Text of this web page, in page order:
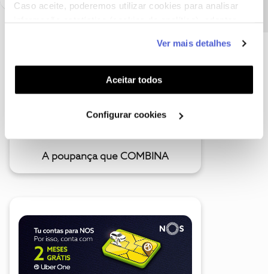
Caso aceite, poderemos utilizar cookies para analisar
funcionalidades (cookies de personalização e
funcionalidade) e adaptar anúncios aos seus interesses
(cookies de publicidade personalizada). Pode gerir a
utilização dos cookies clicando em "Configurar
Ver mais detalhes
Aceitar todos
Configurar cookies
A poupança que COMBINA